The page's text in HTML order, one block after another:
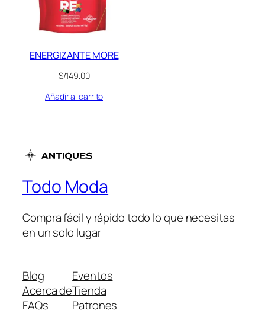
ENERGIZANTE MORE
S/149.00
Añadir al carrito
Todo Moda
Compra fácil y rápido todo lo que necesitas
en un solo lugar
Blog
Acerca de
FAQs
Eventos
Tienda
Patrones